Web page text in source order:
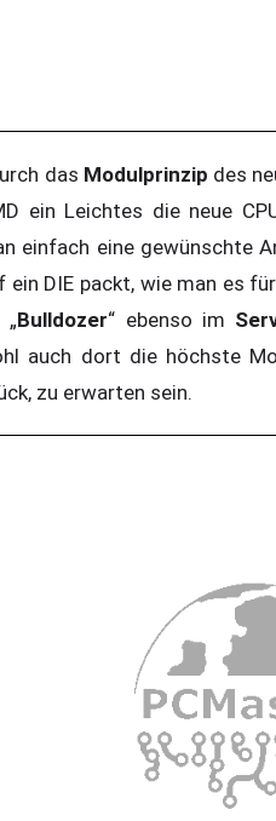
das Modulprinzip des
ein Leichtes die neue
einfach eine gewünschte
ein DIE packt, wie man es
„Bulldozer“ ebenso im
auch dort die höchste
zu erwarten sein.